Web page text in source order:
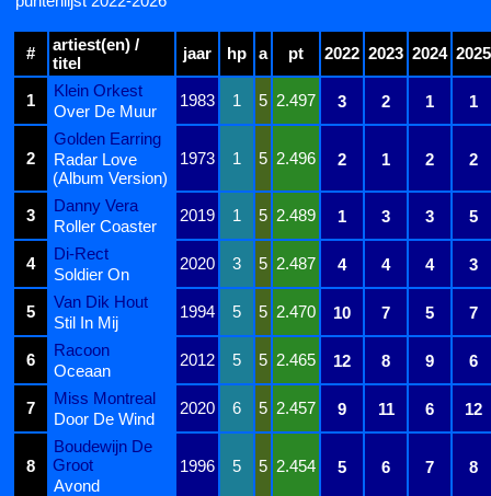
#
artiest(en) /
titel
jaar hp a pt 2022 2023 2024 2025
1
Klein Orkest
1983 1 5 2.497 3 2 1 1
Over De Muur
2
Golden Earring
1973
1 5 2.496 2 1 2 2
Radar Love
(Album Version)
3
Danny Vera
2019 1 5 2.489 1 3 3 5
Roller Coaster
4
Di-Rect
2020 3 5 2.487 4 4 4 3
Soldier On
5
Van Dik Hout
1994 5 5 2.470 10 7 5 7
Stil In Mij
6
Racoon
2012 5 5 2.465 12 8 9 6
Oceaan
7
Miss Montreal
2020 6 5 2.457 9 11 6 12
Door De Wind
8
Boudewijn De
Groot
1996 5 5 2.454 5 6 7
8
Avond